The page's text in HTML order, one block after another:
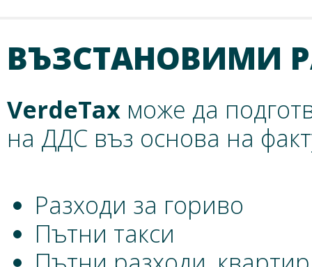
ВЪЗСТАНОВИМИ
VerdeTax може да
на ДДС въз основа на
Разходи за гориво
Пътни такси